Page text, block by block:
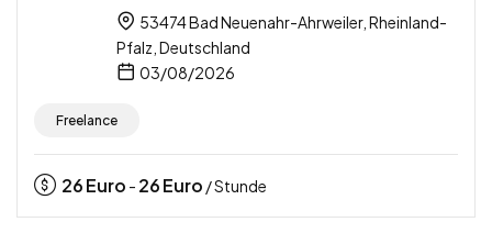
53474 Bad Neuenahr-Ahrweiler, Rheinland-
Pfalz, Deutschland
03/08/2026
Freelance
26Euro - 26Euro / Stunde